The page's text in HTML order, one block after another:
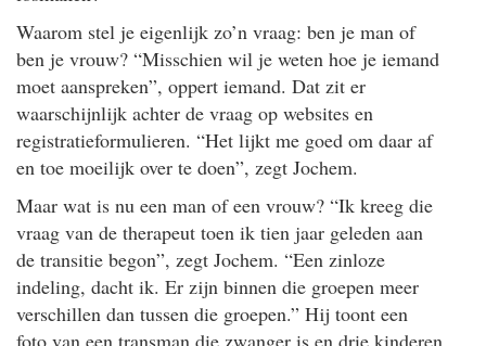
Waarom stel je eigenlijk zo’n vraag: ben je man of
ben je vrouw? “Misschien wil je weten hoe je iemand
moet aanspreken”, oppert iemand. Dat zit er
waarschijnlijk achter de vraag op websites en
registratieformulieren. “Het lijkt me goed om daar af
en toe moeilijk over te doen”, zegt Jochem.
Maar wat is nu een man of een vrouw? “Ik kreeg die
vraag van de therapeut toen ik tien jaar geleden aan
de transitie begon”, zegt Jochem. “Een zinloze
indeling, dacht ik. Er zijn binnen die groepen meer
verschillen dan tussen die groepen.” Hij toont een
foto van een transman die zwanger is en drie kinderen